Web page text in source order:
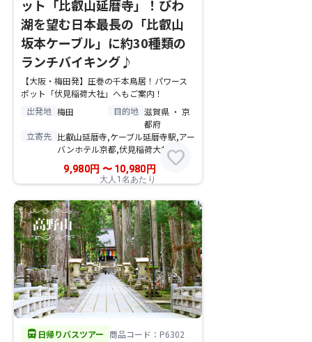
ット「比叡山延暦寺」！びわ
湖を望む日本最長の「比叡山
坂本ケーブル」に約30種類の
ランチバイキング♪
【大阪・梅田発】圧巻の千本鳥居！パワース
ポット「伏見稲荷大社」へもご案内！
出発地 梅田 目的地 滋賀県 ・ 京
都府
立寄先 比叡山延暦寺,ケーブル延暦寺駅,アー
バンホテル京都,伏見稲荷大社
9,980円 〜10,980 円
大人1名あたり
favorite
directions_bus 日帰りバスツアー 商品コード：P6302